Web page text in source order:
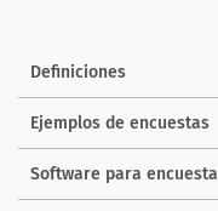
Definiciones
Ejemplos de encuestas
Software para encuesta